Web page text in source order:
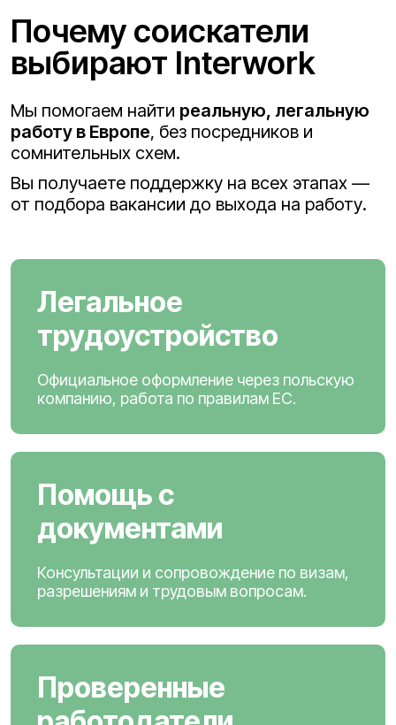
Почему соискатели
выбирают Interwork
Мы помогаем найти реальную, легальную
работу в Европе, без посредников и
сомнительных схем.
Вы получаете поддержку на всех этапах —
от подбора вакансии до выхода на работу.
Легальное
трудоустройство
Официальное оформление через польскую
компанию, работа по правилам ЕС.
Помощь с
документами
Консультации и сопровождение по визам,
разрешениям и трудовым вопросам.
Проверенные